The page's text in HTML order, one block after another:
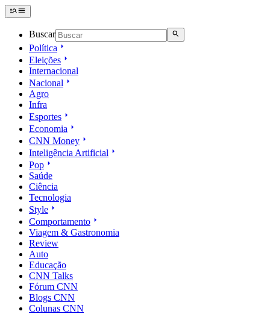
Buscar
Política
Eleições
Internacional
Nacional
Agro
Infra
Esportes
Economia
CNN Money
Inteligência Artificial
Pop
Saúde
Ciência
Tecnologia
Style
Comportamento
Viagem & Gastronomia
Review
Auto
Educação
CNN Talks
Fórum CNN
Blogs CNN
Colunas CNN